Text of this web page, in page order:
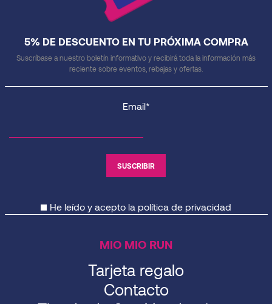
5% DE DESCUENTO EN TU PRÓXIMA COMPRA
Suscríbase a nuestro boletín informativo y recibirá toda la información más
reciente sobre eventos, rebajas y ofertas.
Email*
He leído y acepto la política de privacidad
MIO MIO RUN
Tarjeta regalo
Contacto